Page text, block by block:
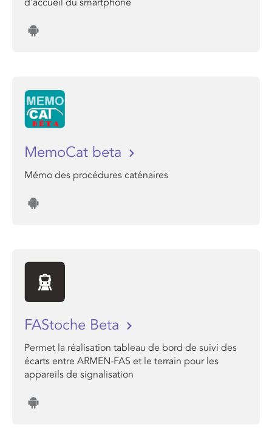
d'accueil du smartphone
MemoCat beta
Mémo des procédures caténaires
FAStoche Beta
Permet la réalisation tableau de bord de suivi des
écarts entre ARMEN-FAS et le terrain pour les
appareils de signalisation